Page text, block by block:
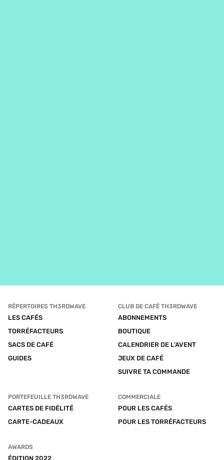
RÉPERTOIRES TH3RDWAVE
LES CAFÉS
TORRÉFACTEURS
SACS DE CAFÉ
GUIDES
CLUB DE CAFÉ TH3RDWAVE
ABONNEMENTS
BOUTIQUE
CALENDRIER DE L’AVENT
JEUX DE CAFÉ
SUIVRE TA COMMANDE
PORTEFEUILLE TH3RDWAVE
CARTES DE FIDÉLITÉ
CARTE-CADEAUX
COMMERCIALE
POUR LES CAFÉS
POUR LES TORRÉFACTEURS
AWARDS
ÉDITION 2022